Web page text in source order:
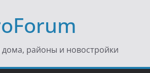
районы и новостройки